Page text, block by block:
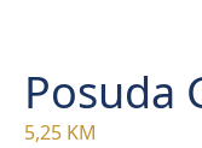
Posuda
5,25 KM